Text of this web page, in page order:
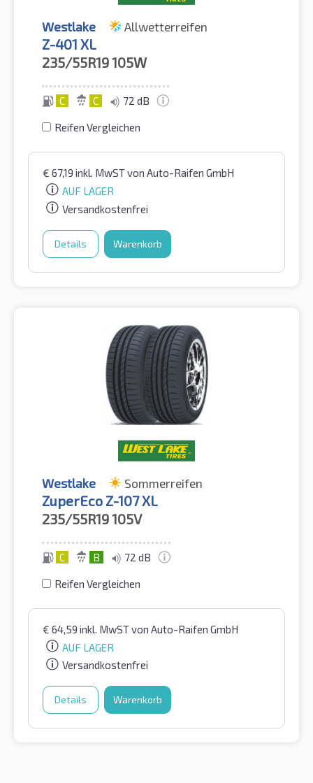
Westlake Allwetterreifen
Z-401 XL
235/55R19105W
C C 72 dB
Reifen Vergleichen
€ 67,19 inkl. MwSTvon Auto-Raifen GmbH
AUF LAGER
Versandkostenfrei
Details Warenkorb
Westlake Sommerreifen
ZuperEco Z-107 XL
235/55R19105V
C B 72 dB
Reifen Vergleichen
€ 64,59 inkl. MwSTvon Auto-Raifen GmbH
AUF LAGER
Versandkostenfrei
Details Warenkorb